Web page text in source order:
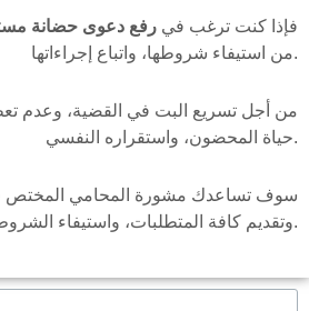
فإذا كنت ترغب في رفع دعوى حضانة
من استيفاء شروطها، واتباع إجراءاتها.
من أجل تسريع البت في القضية، وعدم
حياة المحضون، واستقراره النفسي.
سوف تساعدك مشورة المحامي المختص
وتقديم كافة المتطلبات، واستيفاء الشروط اللازمة.